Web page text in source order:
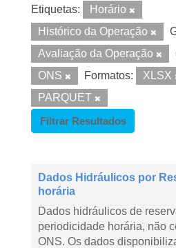
Etiquetas:
Horário
Histórico da Operação
Avaliação da Operação
ONS
Formatos: XLSX
PARQUET
Filtrar Resultados
Dados Hidráulicos por
horária
Dados hidráulicos de
periodicidade horária, não
ONS. Os dados